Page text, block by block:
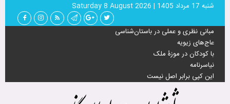
شنبه 17 مرداد 1405 |
Saturday 8 August 2026
مبانی نظری و عملی در باستان‌شناسی
عاج‌های زیویه
با کودکان در موزۀ ملک
نیاسرنامه
این کپی برابر اصل نیست